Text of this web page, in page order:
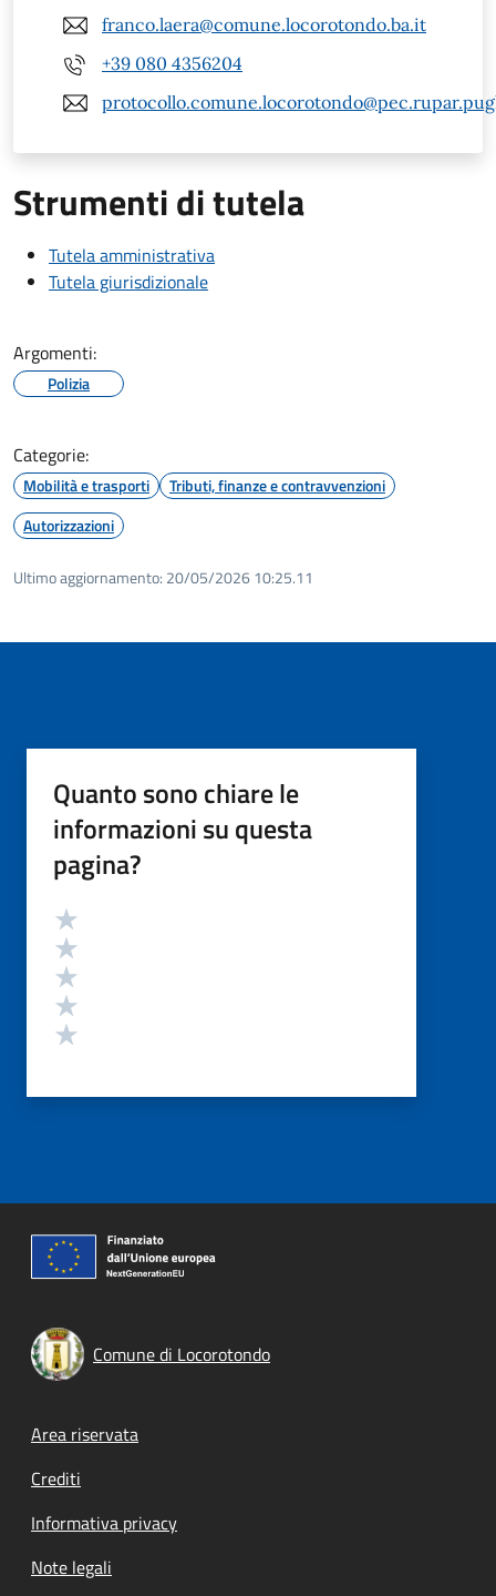
franco.laera@comune.locorotondo.ba.it
+39 080 4356204
Strumenti di tutela
Tutela amministrativa
Tutela giurisdizionale
Argomenti:
Polizia
Categorie:
Mobilità e trasporti
Tributi, finanze e contravvenzioni
Autorizzazioni
Ultimo aggiornamento: 20/05/2026 10:25.11
Quanto sono chiare le
informazioni su questa
pagina?
Valutazione
Comune di Locorotondo
Footer menu
Area riservata
Crediti
Informativa privacy
Note legali